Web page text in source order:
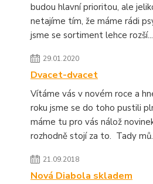
budou hlavní prioritou, ale
netajíme tím, že máme rádi
jsme se sortiment lehce rozší...
29.01.2020
Dvacet-dvacet
Vítáme vás v novém roce a
roku jsme se do toho pustili
máme tu pro vás nálož
rozhodně stojí za to. Tady
21.09.2018
Nová Diabola skladem